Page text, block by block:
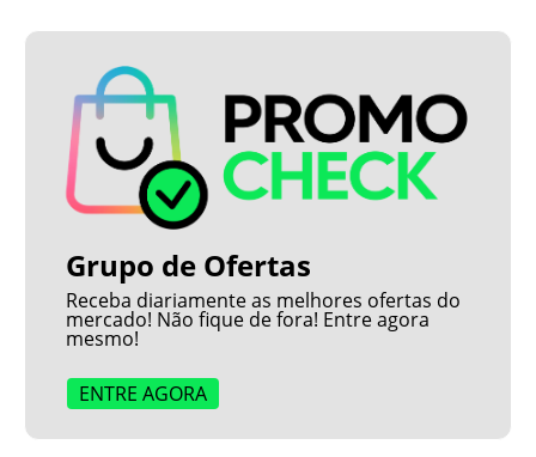
Grupo de Ofertas
Receba diariamente as melhores ofertas do
mercado! Não fique de fora! Entre agora
mesmo!
ENTRE AGORA